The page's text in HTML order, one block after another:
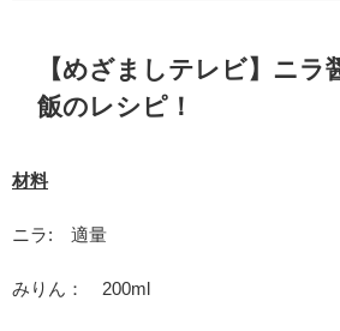
【めざましテレビ】ニラ
飯のレシピ！
材料
ニラ: 適量
みりん： 200ml